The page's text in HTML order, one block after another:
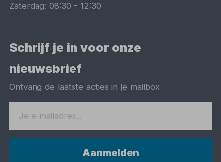
Zaterdag:08:30 -12:30
Schrijf je in voor onze
nieuwsbrief
Ontvang de laatste acties in je mailbox
Aanmelden